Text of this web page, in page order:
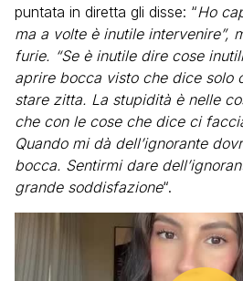
puntata in diretta gli disse: “Ho
ma a volte è inutile intervenire”,
furie. “Se è inutile dire cose
aprire bocca visto che dice solo
stare zitta. La stupidità è nelle
che con le cose che dice ci
Quando mi dà dell’ignorante
bocca. Sentirmi dare
grande soddisfazione“.